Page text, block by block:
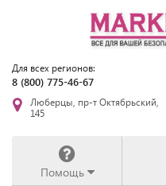
Для всех регионов:
8 (800) 775-46-67
Люберцы, пр-т Октябрьский,
145
Помощь